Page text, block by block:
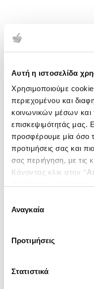
Αυτή η ιστοσελίδα
Χρησιμοποιούμε
περιεχομένου και
κοινωνικών μέσων και
επισκεψιμότητάς μας.
προσφέρουμε μία όσο
προτιμήσεις σας και
σας περιήγηση, με τις
Κάνοντας κλικ στην ‘’
ενδιαφέρουν και να
συγκατάθεσης
Αναγκαία
Προτιμήσεις
Στατιστικά